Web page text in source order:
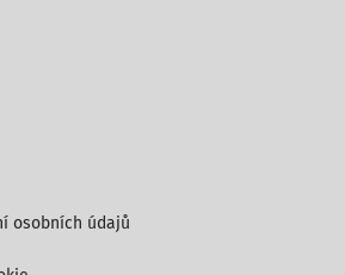
osobních údajů